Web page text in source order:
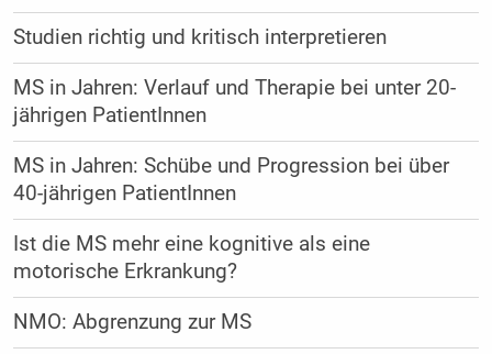
Studien richtig und kritisch interpretieren
MS in Jahren: Verlauf und Therapie bei unter 20-
jährigen PatientInnen
MS in Jahren: Schübe und Progression bei über
40-jährigen PatientInnen
Ist die MS mehr eine kognitive als eine
motorische Erkrankung?
NMO: Abgrenzung zur MS